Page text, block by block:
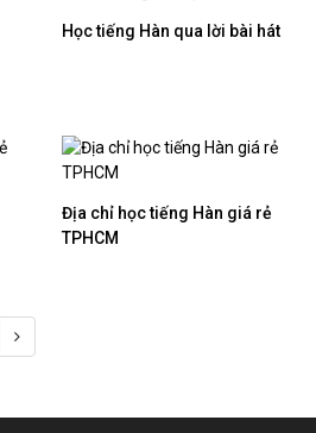
Học tiếng Hàn qua lời bài hát
Địa chỉ học tiếng Hàn giá rẻ
TPHCM